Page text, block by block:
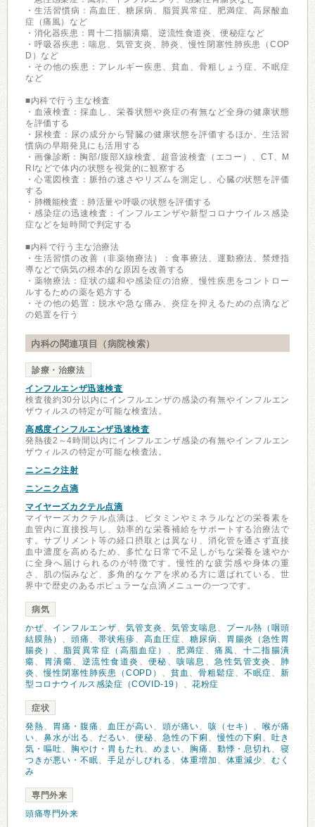
・生活習慣病：高血圧、糖尿病、脂質異常症、肥満症、高尿酸血
症（痛風）など
・消化器疾患：胃十二指腸潰瘍、逆流性食道炎、便秘症など
・呼吸器疾患：喘息、気管支炎、肺炎、慢性閉塞性肺疾患（COP
D）など
・その他の疾患：アレルギー疾患、貧血、骨粗しょう症、不眠症
など
■内科で行う主な検査
・血液検査：採血し、栄養状態や炎症の有無など全身の健康状態
を評価する
・尿検査：尿の成分から腎臓の健康状態を評価するほか、生活習
慣病の早期発見にも活用する
・画像診断：胸部/腹部X線検査、超音波検査（エコー）、CT、M
RIなどで体内の状態を視覚的に観察する
・心電図検査：脈拍の速さやリズムを測定し、心臓の状態を評価
する
・肺機能検査：肺活量や呼吸の状態を評価する
・感染症の迅速検査：インフルエンザや新型コロナウイルス感染
症などを短時間で判定する
■内科で行う主な治療法
・生活習慣の改善（非薬物療法）：食事療法、運動療法、禁煙指
導などで病気の根本的な原因を改善する
・薬物療法：症状の緩和や感染症の治療、慢性疾患をコントロー
ルするための薬を処方する
・その他の処置：脱水や急な痛み、炎症を抑えるための点滴など
の処置を行う
内科の関連項目（病院検索）
診療・治療法
インフルエンザ迅速検査
検査後約30分以内にインフルエンザの感染の有無やインフルエン
ザウィルスの特定が可能な検査法。
高感度インフルエンザ迅速検査
発熱後2～4時間以内にインフルエンザ感染の有無やインフルエン
ザウィルスの特定が可能な検査法。
ニンニク注射
ニンニク点滴
マイヤーズカクテル点滴
マイヤーズカクテル点滴は、ビタミンやミネラルなどの栄養素を
血管内に直接投与し、効率的な栄養補給をサポートする治療法で
す。サプリメント等の経口摂取とは異なり、消化管を通さず直接
血中濃度を高めるため、多忙な日常で不足しがちな栄養を速やか
に全身へ届けられるのが特徴です。慢性的な疲労感や身体の重
さ、肌の悩みなど、多角的なケアを求める方に選ばれている、世
界中で歴史のあるポピュラーな点滴メニューの一つです。
病気
かぜ、 インフルエンザ、 気管支炎 、 気管支喘息 、
プール熱（咽頭
結膜熱） 、 頭痛 、 帯状疱疹、 高血圧症、 糖尿病、
胃腸炎（急性胃
腸炎） 、 脂質異常症（高脂血症） 、 肥満症 、痛風、 十二指腸潰
瘍、 胃潰瘍、 逆流性食道炎 、 便秘 、咳喘息 、急性気管支炎 、 肺
炎 、慢性閉塞性肺疾患（COPD） 、貧血 、骨粗鬆症、不眠症、新
型コロナウイルス感染症（COVID-19） 、花粉症
症状
発熱、 胃痛・腹痛 、 血圧が高い、 頭が痛い、 咳（セキ） 、喉が痛
い、 鼻水が出る 、 だるい、 便秘、 急性の下痢 、慢性の下痢 、吐き
気・嘔吐、 胸やけ・胃もたれ、 めまい、 胸痛 、 動悸・息切れ、寝
つきが悪い・不眠、 手足がしびれる 、 体重増加 、 体重減少、むく
み
専門外来
頭痛専門外来